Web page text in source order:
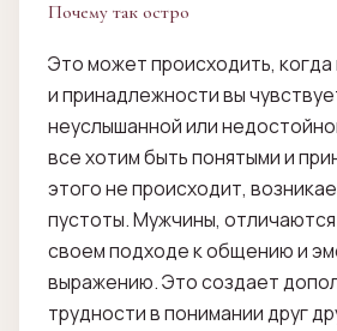
Почему так остро
Это может происходить,
и принадлежности вы
неуслышанной или
все хотим быть понятыми и
этого не происходит,
пустоты. Мужчины,
своем подходе к общению и
выражению. Это создает
трудности в понимании друг